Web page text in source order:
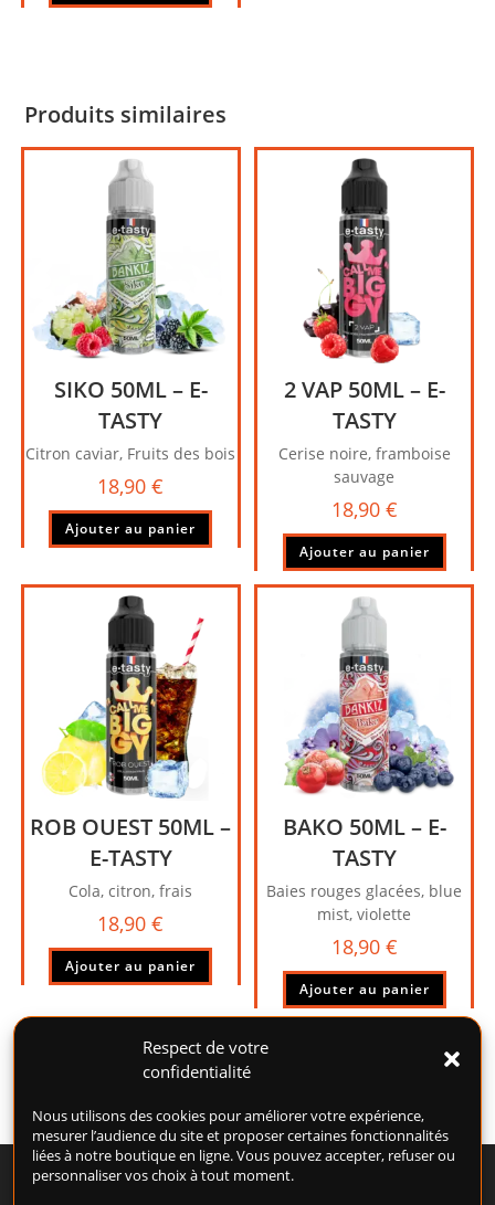
Respect de votre
confidentialité
Nous utilisons des cookies pour améliorer votre expérience,
mesurer l’audience du site et proposer certaines fonctionnalités
liées à notre boutique en ligne. Vous pouvez accepter, refuser ou
personnaliser vos choix à tout moment.
Produits similaires
SIKO 50ML – E-
TASTY
Citron caviar, Fruits des bois
18,90€
Ajouter au panier
2 VAP 50ML – E-
TASTY
Cerise noire, framboise
sauvage
18,90 €
Ajouter au panier
ROB OUEST 50ML –
E-TASTY
Cola, citron, frais
18,90€
Ajouter au panier
BAKO 50ML – E-
TASTY
Baies rouges glacées, blue
mist, violette
18,90 €
Ajouter au panier